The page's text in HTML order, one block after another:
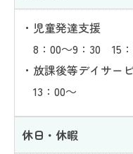
・児童発達支援
8：00～9：30 15：
・放課後等デイサー
13：00～
休日・休暇